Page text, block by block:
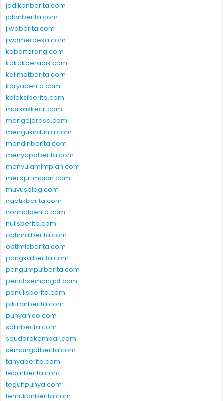
jadikanberita.com
jalanberita.com
jiwaberita.com
jiwamerdeka.com
kabarterang.com
kakakberadik.com
kalimatberita.com
karyaberita.com
koleksiberita.com
markaskecil.com
mengejarasa.com
mengukirdunia.com
mandiriberita.com
menyapaberita.com
menyulamimpian.com
merajutimpian.com
muvusblog.com
ngetikberita.com
normalberita.com
nulisberita.com
optimalberita.com
optimisberita.com
pangkalberita.com
pengumpulberita.com
penuhsemangat.com
penulisberita.com
pikiranberita.com
punyanico.com
salinberita.com
saudarakembar.com
semangatberita.com
tanyaberita.com
tebarberita.com
teguhpunya.com
temukanberita.com